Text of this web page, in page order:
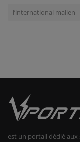
l’international malien
est un portail dédié aux